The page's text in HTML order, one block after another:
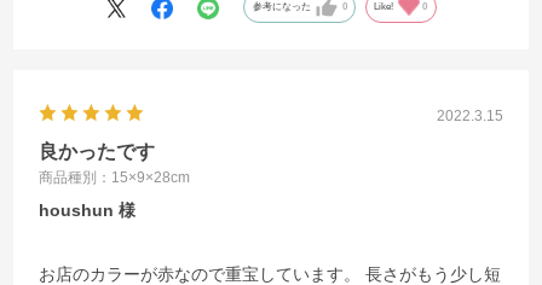
参考になった 0 Like! 0
2022.3.15
良かったです
商品種別：15×9×28cm
houshun
お店のカラーが赤なので重宝しています。 長さがもう少し短